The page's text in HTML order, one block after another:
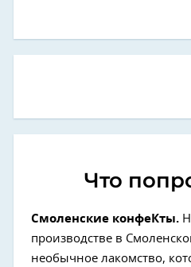
Что
Смоленские конфеКты.
производстве в
необычное лакомство,